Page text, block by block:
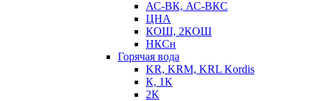
АС-ВК, АС-ВКС
ЦНА
КОШ, 2КОШ
НКСн
Горячая вода
KR, KRM, KRL Kordis
К, 1К
2К